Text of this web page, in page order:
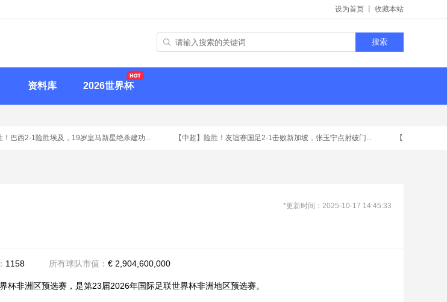
设为首页 收藏本站
资料库 2026世界杯
西2-1险胜埃及，19岁皇马新星绝杀建功... 【中超】险胜！友谊赛国足2-1击败新加坡，张玉宁点射破门... 【国际足球】
*更新时间：2025-10-17 14:45:33
1158 所有球队市值： € 2,904,600,000
非洲区预选赛，是第23届2026年国际足联世界杯非洲地区预选赛。